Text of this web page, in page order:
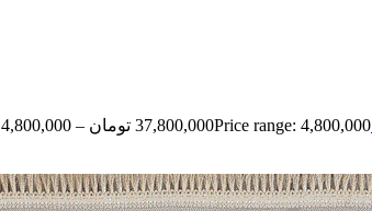
4,800,000 – 37,800,000 تومان
Price range: 4,800,000 تومان through 37,800,000 تومان